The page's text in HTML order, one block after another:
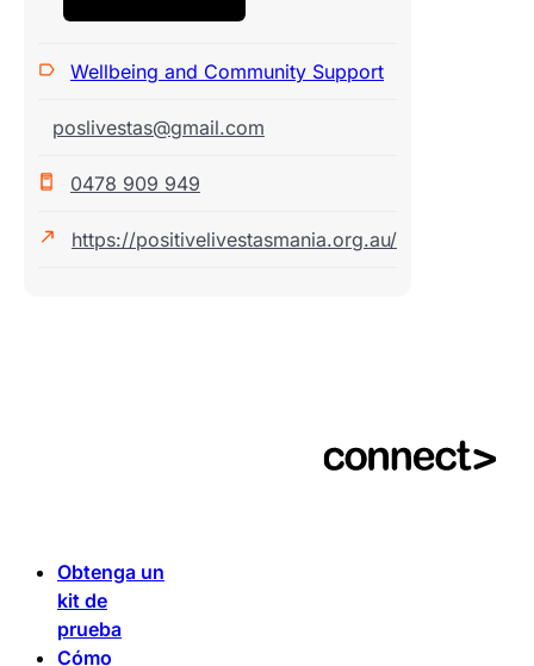
Wellbeing and Community Support
poslivestas@gmail.com
0478 909 949
https://positivelivestasmania.org.au/
Obtenga un
kit de
prueba
Cómo